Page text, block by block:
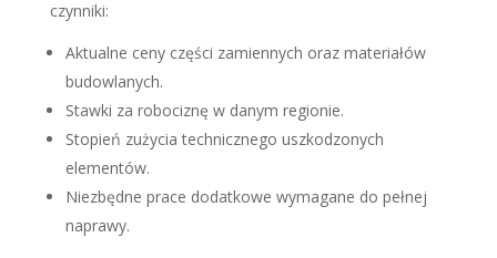
czynniki:
Aktualne ceny części zamiennych oraz materiałów
budowlanych.
Stawki za robociznę w danym regionie.
Stopień zużycia technicznego uszkodzonych
elementów.
Niezbędne prace dodatkowe wymagane do pełnej
naprawy.